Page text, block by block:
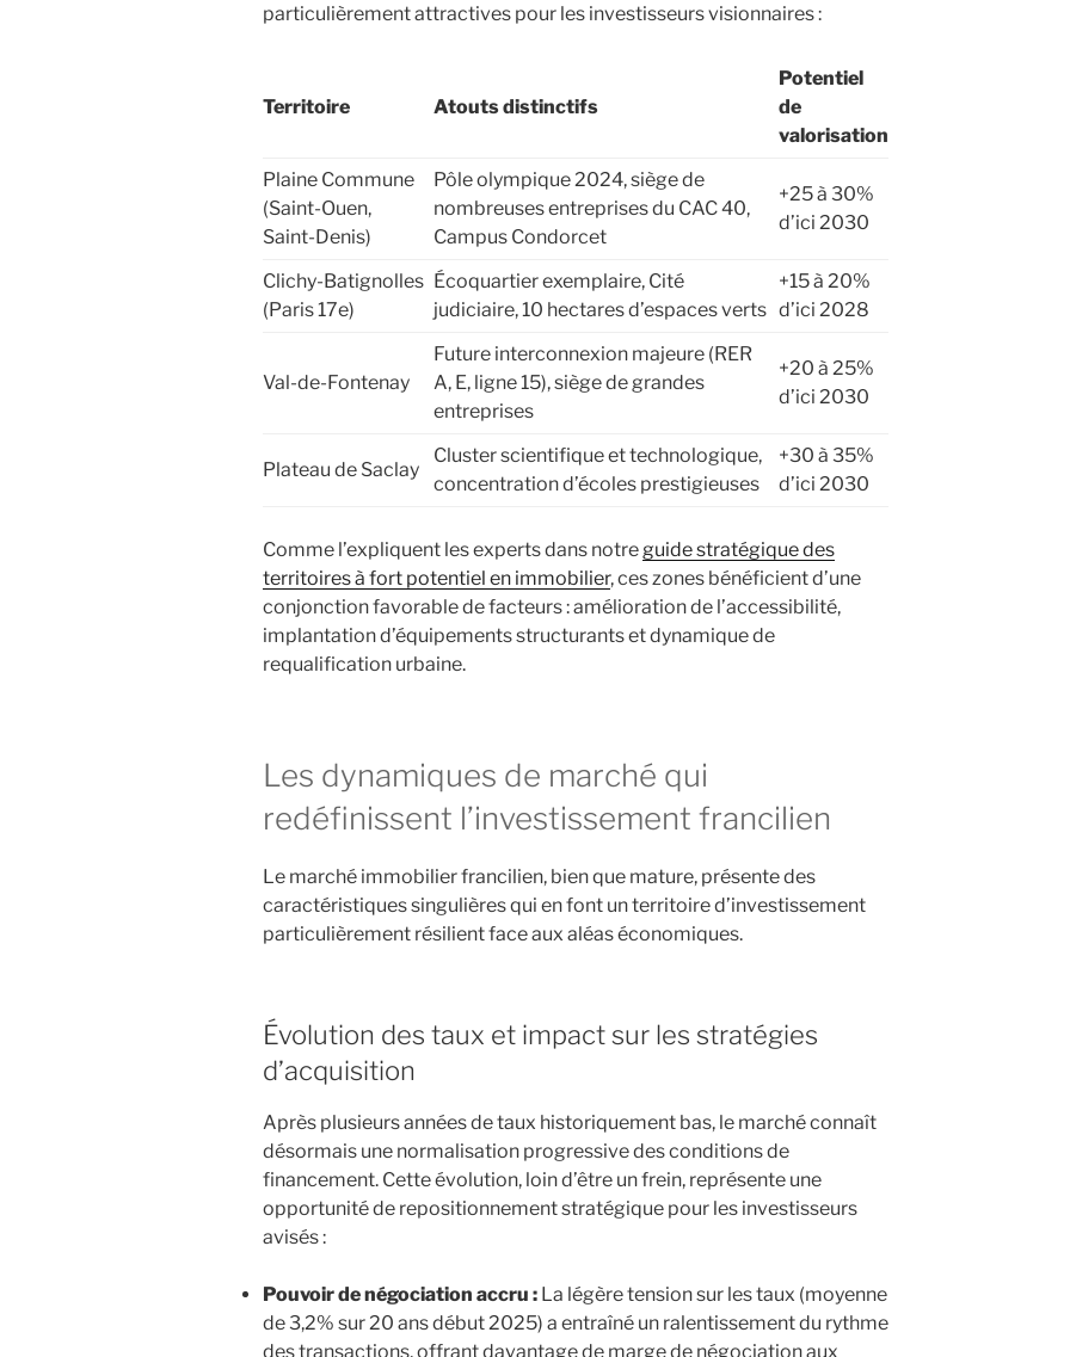
particulièrement attractives pour les investisseurs visionnaires :
Territoire Atouts distinctifs
Potentiel
de
valorisation
Plaine Commune
(Saint-Ouen,
Saint-Denis)
Pôle olympique 2024, siège de
nombreuses entreprises du CAC 40,
Campus Condorcet
+25 à 30%
d’ici 2030
Clichy-Batignolles
(Paris 17e)
Écoquartier exemplaire, Cité
judiciaire, 10 hectares d’espaces verts
+15 à 20%
d’ici 2028
Val-de-Fontenay
Future interconnexion majeure (RER
A, E, ligne 15), siège de grandes
entreprises
+20 à 25%
d’ici 2030
Plateau de Saclay
Cluster scientifique et technologique,
concentration d’écoles prestigieuses
+30 à 35%
d’ici 2030
Comme l’expliquent les experts dans notreguide stratégique des
territoires à fort potentiel en immobilier, ces zones bénéficient d’une
conjonction favorable de facteurs : amélioration de l’accessibilité,
implantation d’équipements structurants et dynamique de
requalification urbaine.
Les dynamiques de marché qui
redéfinissent l’investissement francilien
Le marché immobilier francilien, bien que mature, présente des
caractéristiques singulières qui en font un territoire d’investissement
particulièrement résilient face aux aléas économiques.
Évolution des taux et impact sur les stratégies
d’acquisition
Après plusieurs années de taux historiquement bas, le marché connaît
désormais une normalisation progressive des conditions de
financement. Cette évolution, loin d’être un frein, représente une
opportunité de repositionnement stratégique pour les investisseurs
avisés :
Pouvoir de négociation accru : La légère tension sur les taux (moyenne
de 3,2% sur 20 ans début 2025) a entraîné un ralentissement du rythme
des transactions, offrant davantage de marge de négociation aux